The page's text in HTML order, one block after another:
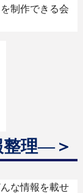
制作できる会
理―＞
な情報を載せ